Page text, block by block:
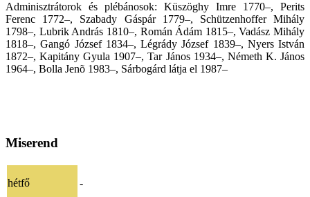
Adminisztrátorok és plébánosok: Küszöghy Imre 1770–, Perits
Ferenc 1772–, Szabady Gáspár 1779–, Schützenhoffer Mihály
1798–, Lubrik András 1810–, Román Ádám 1815–, Vadász Mihály
1818–, Gangó József 1834–, Légrády József 1839–, Nyers István
1872–, Kapitány Gyula 1907–, Tar János 1934–, Németh K. János
1964–, Bolla Jenõ 1983–, Sárbogárd látja el 1987–
Miserend
hétfő -